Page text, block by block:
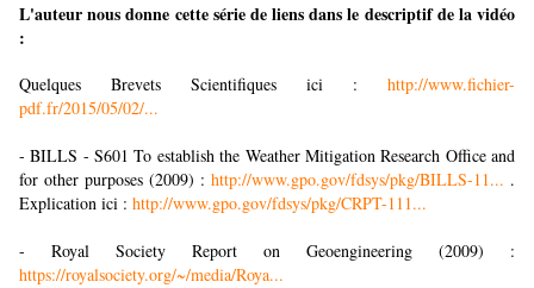
L'auteur nous donne cette série de liens dans le descriptif de la vidéo
:
Quelques Brevets Scientifiques ici :
http://www.fichier-
pdf.fr/2015/05/02/...
- BILLS - S601 To establish the Weather Mitigation Research Office and
for other purposes (2009) : http://www.gpo.gov/fdsys/pkg/BILLS-11... .
Explication ici : http://www.gpo.gov/fdsys/pkg/CRPT-111...
- Royal Society Report on Geoengineering (2009) :
https://royalsociety.org/~/media/Roya...